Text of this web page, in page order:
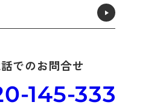
でのお問合せ
145-333